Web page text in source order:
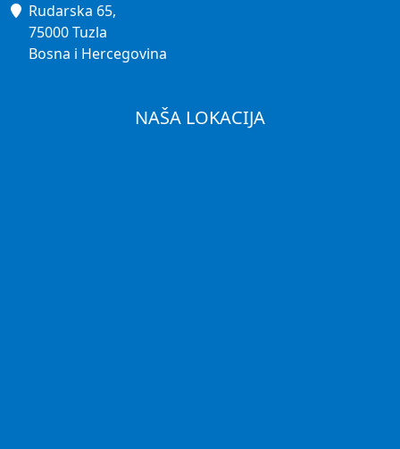
Rudarska 65,
75000 Tuzla
Bosna i Hercegovina
NAŠA LOKACIJA